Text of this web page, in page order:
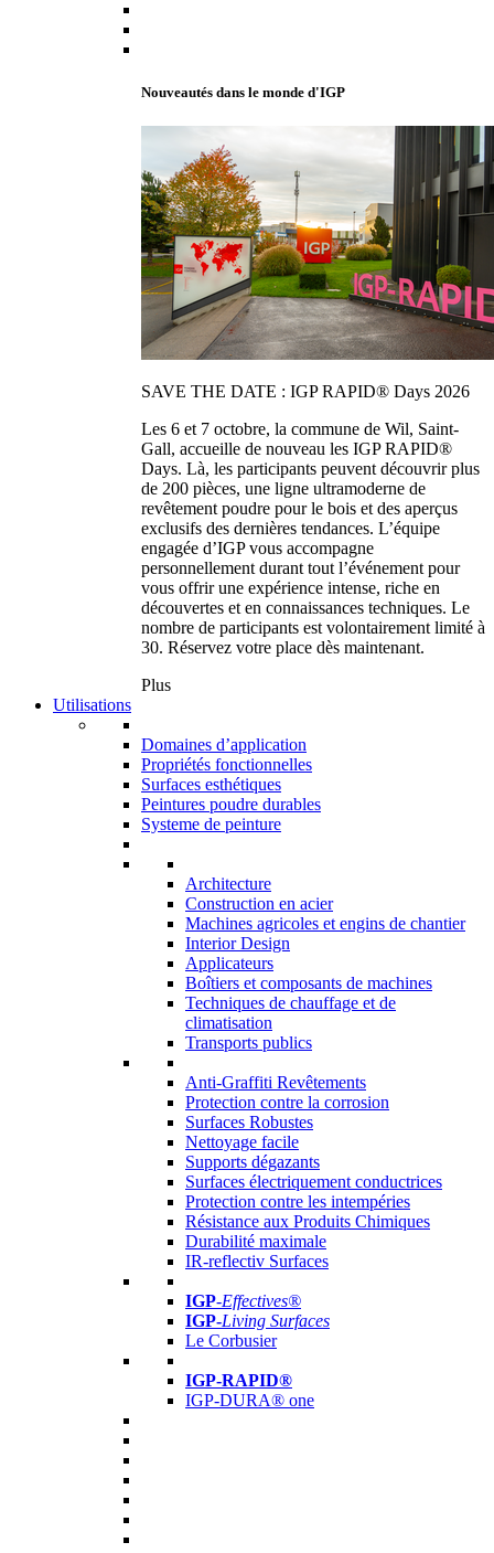
Nouveautés dans le monde d'IGP
SAVE THE DATE : IGP RAPID® Days 2026
Les 6 et 7 octobre, la commune de Wil, Saint-
Gall, accueille de nouveau les IGP RAPID®
Days. Là, les participants peuvent découvrir plus
de 200 pièces, une ligne ultramoderne de
revêtement poudre pour le bois et des aperçus
exclusifs des dernières tendances. L’équipe
engagée d’IGP vous accompagne
personnellement durant tout l’événement pour
vous offrir une expérience intense, riche en
découvertes et en connaissances techniques. Le
nombre de participants est volontairement limité à
30. Réservez votre place dès maintenant.
Plus
Utilisations
Domaines d’application
Propriétés fonctionnelles
Surfaces esthétiques
Peintures poudre durables
Systeme de peinture
Architecture
Construction en acier
Machines agricoles et engins de chantier
Interior Design
Applicateurs
Boîtiers et composants de machines
Techniques de chauffage et de
climatisation
Transports publics
Anti-Graffiti Revêtements
Protection contre la corrosion
Surfaces Robustes
Nettoyage facile
Supports dégazants
Surfaces électriquement conductrices
Protection contre les intempéries
Résistance aux Produits Chimiques
Durabilité maximale
IR-reflectiv Surfaces
IGP-Effectives®
IGP-Living Surfaces
Le Corbusier
IGP-RAPID®
IGP-DURA® one